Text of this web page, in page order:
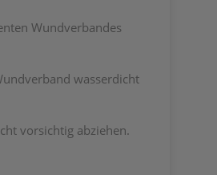
Wundverbandes
wasserdicht
vorsichtig abziehen.